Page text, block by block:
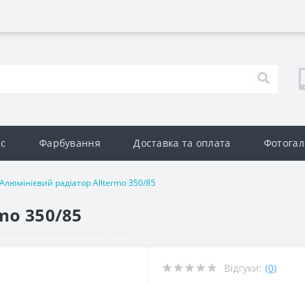
Фарбування Доставка та оплата
Алюмінієвий радіатор Alltermo 350/85
350/85
Відгуки: (0)